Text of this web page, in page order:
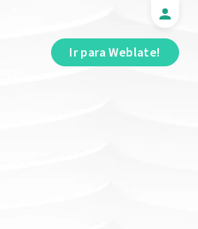
Ir para Weblate!